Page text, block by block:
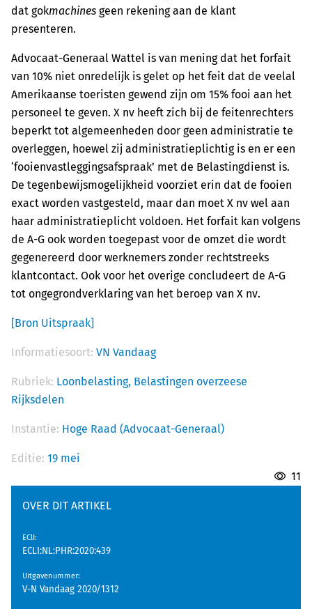
dat gokmachines geen rekening aan de klant
presenteren.
Advocaat-Generaal Wattel is van mening dat het forfait
van 10% niet onredelijk is gelet op het feit dat de veelal
Amerikaanse toeristen gewend zijn om 15% fooi aan het
personeel te geven. X nv heeft zich bij de feitenrechters
beperkt tot algemeenheden door geen administratie te
overleggen, hoewel zij administratieplichtig is en er een
‘fooienvastleggingsafspraak’ met de Belastingdienst is.
De tegenbewijsmogelijkheid voorziet erin dat de fooien
exact worden vastgesteld, maar dan moet X nv wel aan
haar administratieplicht voldoen. Het forfait kan volgens
de A-G ook worden toegepast voor de omzet die wordt
gegenereerd door werknemers zonder rechtstreeks
klantcontact. Ook voor het overige concludeert de A-G
tot ongegrondverklaring van het beroep van X nv.
[Bron Uitspraak]
Informatiesoort: VN Vandaag
Rubriek: Loonbelasting, Belastingen overzeese
Rijksdelen
Instantie: Hoge Raad (Advocaat-Generaal)
Editie: 19 mei
11
OVER DIT ARTIKEL
EClI:
ECLI:NL:PHR:2020:439
Uitgavenummer:
V-N Vandaag 2020/1312